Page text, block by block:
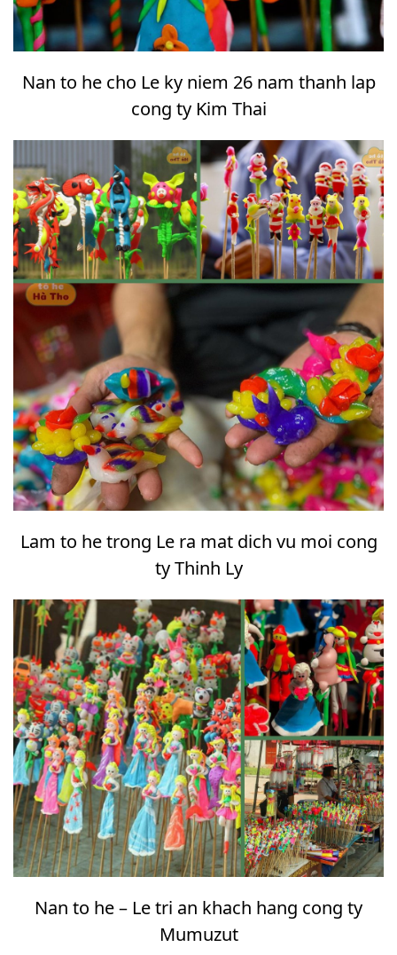
Nan to he cho Le ky niem 26 nam thanh lap
cong ty Kim Thai
Lam to he trong Le ra mat dich vu moi cong
ty Thinh Ly
Nan to he – Le tri an khach hang cong ty
Mumuzut